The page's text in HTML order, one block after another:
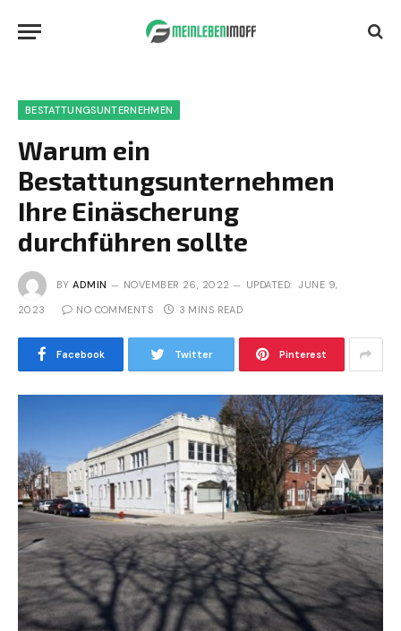
BESTATTUNGSUNTERNEHMEN
Warum ein
Bestattungsunternehmen
Ihre Einäscherung
durchführen sollte
BY ADMIN NOVEMBER 26, 2022 UPDATED: JUNE 9,
2023 NO COMMENTS 3 MINS READ
Facebook Twitter Pinterest